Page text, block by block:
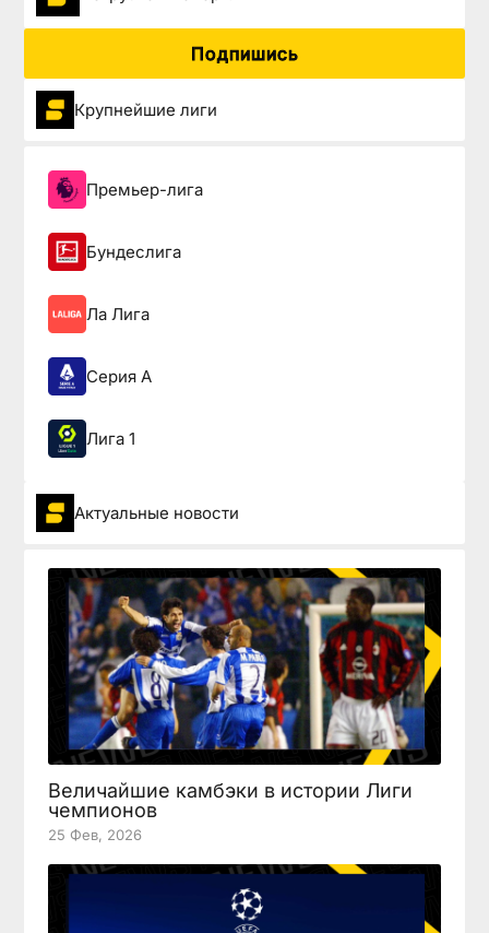
Подпишись
Крупнейшие лиги
Премьер-лига
Бундеслига
Ла Лига
Серия А
Лига 1
Актуальные новости
Величайшие камбэки в истории Лиги
чемпионов
25 Фев, 2026